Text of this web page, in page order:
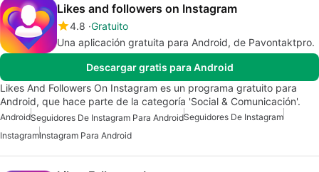
Likes and followers on Instagram
4.8 Gratuito
Una aplicación gratuita para Android, de Pavontaktpro.
Descargar gratis para Android
Likes And Followers On Instagram es un programa gratuito para
Android, que hace parte de la categoría 'Social & Comunicación'.
AndroidSeguidores De Instagram Para AndroidSeguidores De Instagram
InstagramInstagram Para Android